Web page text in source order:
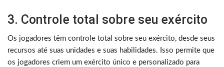
3. Controle total sobre seu exército
Os jogadores têm controle total sobre seu exército, desde seus
recursos até suas unidades e suas habilidades. Isso permite que
os jogadores criem um exército único e personalizado para